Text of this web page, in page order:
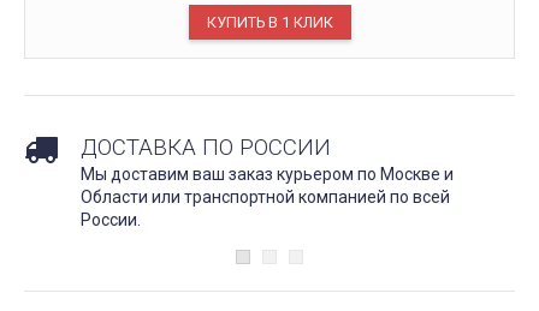
ДОСТАВКА ПО РОССИИ
Мы доставим ваш заказ курьером по Москве и
Области или транспортной компанией по всей
России.